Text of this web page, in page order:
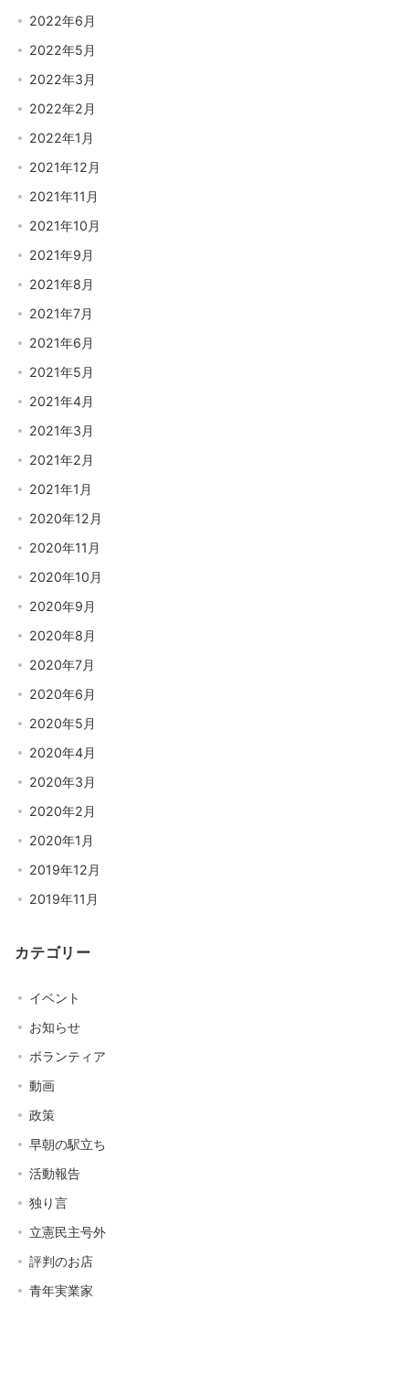
2022年6月
2022年5月
2022年3月
2022年2月
2022年1月
2021年12月
2021年11月
2021年10月
2021年9月
2021年8月
2021年7月
2021年6月
2021年5月
2021年4月
2021年3月
2021年2月
2021年1月
2020年12月
2020年11月
2020年10月
2020年9月
2020年8月
2020年7月
2020年6月
2020年5月
2020年4月
2020年3月
2020年2月
2020年1月
2019年12月
2019年11月
カテゴリー
イベント
お知らせ
ボランティア
動画
政策
早朝の駅立ち
活動報告
独り言
立憲民主号外
評判のお店
青年実業家